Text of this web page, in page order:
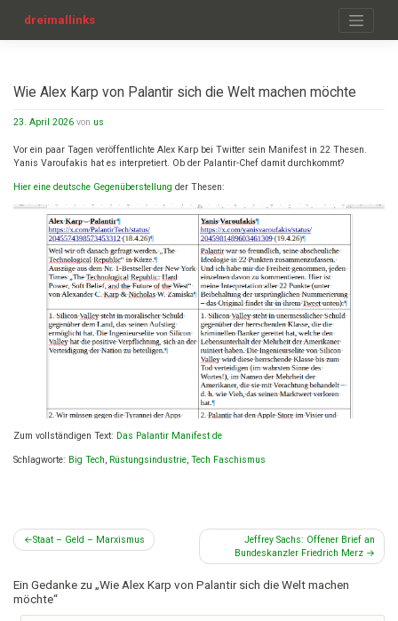
dreimallinks
Wie Alex Karp von Palantir sich die Welt machen möchte
23. April 2026 von us
Vor ein paar Tagen veröffentlichte Alex Karp bei Twitter sein Manifest in 22 Thesen.
Yanis Varoufakis hat es interpretiert. Ob der Palantir-Chef damit durchkommt?
Hier eine deutsche Gegenüberstellung der Thesen:
Zum vollständigen Text: Das Palantir Manifest de
Schlagworte: Big Tech, Rüstungsindustrie, Tech Faschismus
Beitragsnavigation
Staat – Geld – Marxismus
Jeffrey Sachs: Offener Brief an
Bundeskanzler Friedrich Merz
Ein Gedanke zu „Wie Alex Karp von Palantir sich die Welt machen
möchte“